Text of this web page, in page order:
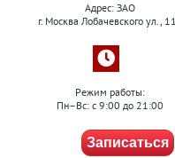
Адрес: ЗАО
г. Москва Лобачевского ул.,
Режим работы:
Пн–Вс: с 9:00 до 21:00
Записаться